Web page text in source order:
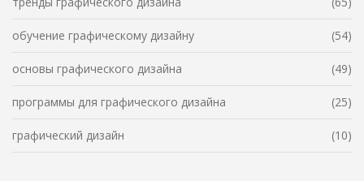
обучение графическому дизайну (54)
основы графического дизайна (49)
программы для графического дизайна (25)
графический дизайн (10)